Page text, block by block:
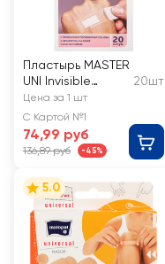
Пластырь MASTER
UNI Invisible
бактерицидный,
прозрачный
7,2х1,9см
20шт
Цена за 1 шт
С Картой №1
74,99 руб
136,89 руб -45%
5.0